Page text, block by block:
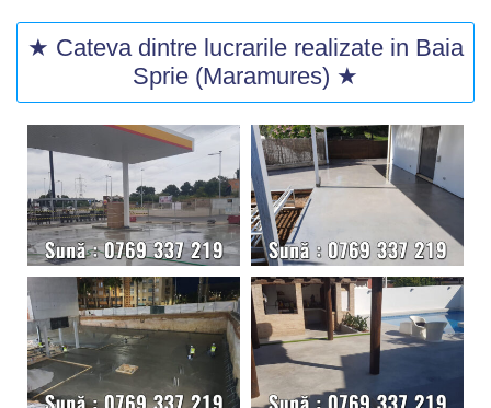
★ Cateva dintre lucrarile realizate in Baia
Sprie (Maramures) ★